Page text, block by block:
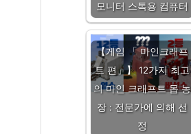
모니터 스톡용 컴퓨터
【게임 「 마인크래프
트 편」】 12가지 최고
의 마인 크래프트 몹 농
장 : 전문가에 의해 선
정